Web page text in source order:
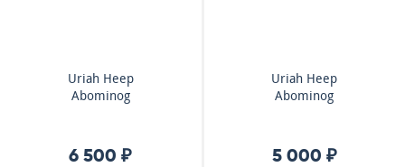
Uriah Heep
Abominog
6 500 ₽
Uriah Heep
Abominog
5 000 ₽